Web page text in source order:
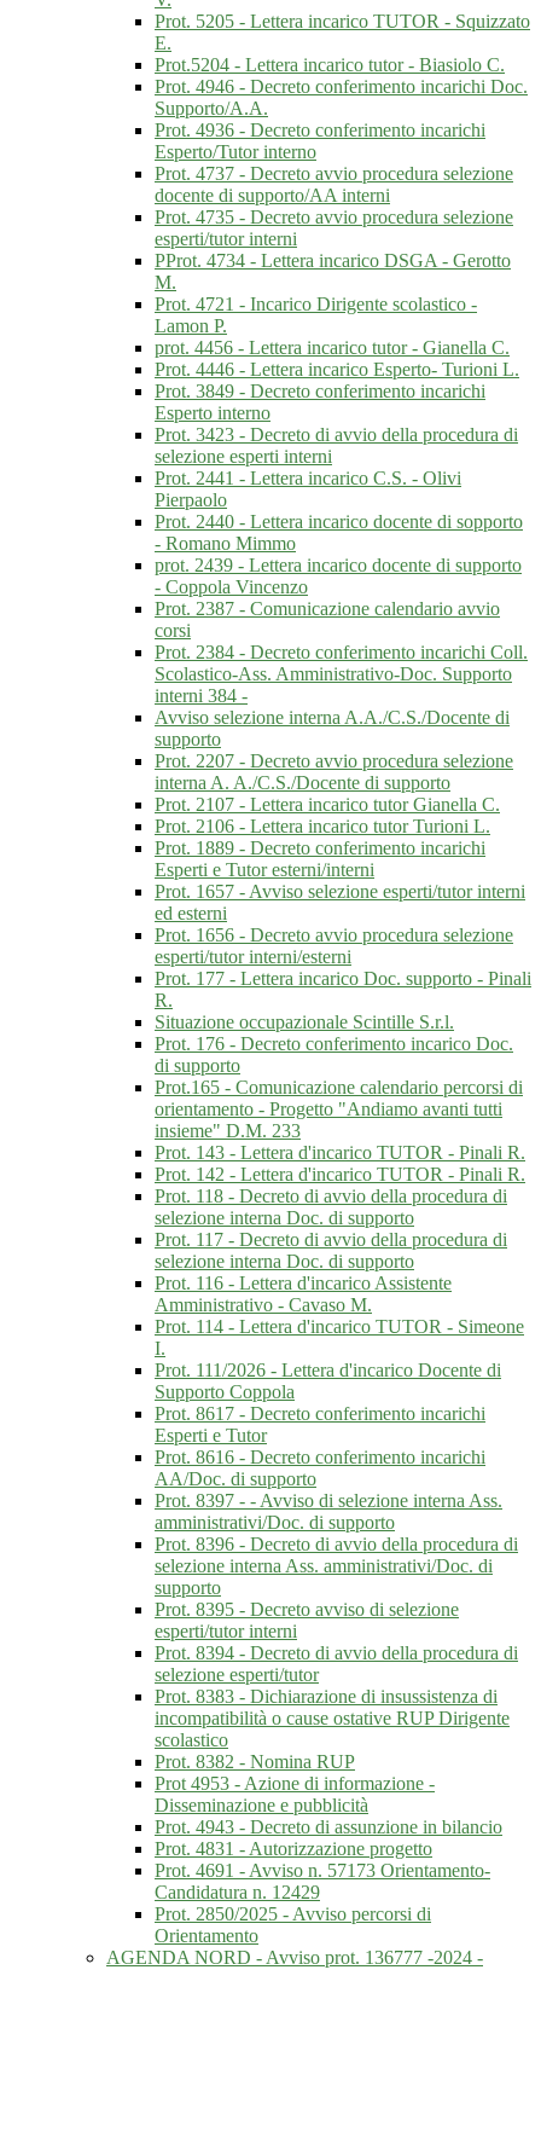
Prot. 5205 - Lettera incarico TUTOR - Squizzato
E.
Prot.5204 - Lettera incarico tutor - Biasiolo C.
Prot. 4946 - Decreto conferimento incarichi Doc.
Supporto/A.A.
Prot. 4936 - Decreto conferimento incarichi
Esperto/Tutor interno
Prot. 4737 - Decreto avvio procedura selezione
docente di supporto/AA interni
Prot. 4735 - Decreto avvio procedura selezione
esperti/tutor interni
PProt. 4734 - Lettera incarico DSGA - Gerotto
M.
Prot. 4721 - Incarico Dirigente scolastico -
Lamon P.
prot. 4456 - Lettera incarico tutor - Gianella C.
Prot. 4446 - Lettera incarico Esperto- Turioni L.
Prot. 3849 - Decreto conferimento incarichi
Esperto interno
Prot. 3423 - Decreto di avvio della procedura di
selezione esperti interni
Prot. 2441 - Lettera incarico C.S. - Olivi
Pierpaolo
Prot. 2440 - Lettera incarico docente di sopporto
- Romano Mimmo
prot. 2439 - Lettera incarico docente di supporto
- Coppola Vincenzo
Prot. 2387 - Comunicazione calendario avvio
corsi
Prot. 2384 - Decreto conferimento incarichi Coll.
Scolastico-Ass. Amministrativo-Doc. Supporto
interni 384 -
Avviso selezione interna A.A./C.S./Docente di
supporto
Prot. 2207 - Decreto avvio procedura selezione
interna A. A./C.S./Docente di supporto
Prot. 2107 - Lettera incarico tutor Gianella C.
Prot. 2106 - Lettera incarico tutor Turioni L.
Prot. 1889 - Decreto conferimento incarichi
Esperti e Tutor esterni/interni
Prot. 1657 - Avviso selezione esperti/tutor interni
ed esterni
Prot. 1656 - Decreto avvio procedura selezione
esperti/tutor interni/esterni
Prot. 177 - Lettera incarico Doc. supporto - Pinali
R.
Situazione occupazionale Scintille S.r.l.
Prot. 176 - Decreto conferimento incarico Doc.
di supporto
Prot.165 - Comunicazione calendario percorsi di
orientamento - Progetto "Andiamo avanti tutti
insieme" D.M. 233
Prot. 143 - Lettera d'incarico TUTOR - Pinali R.
Prot. 142 - Lettera d'incarico TUTOR - Pinali R.
Prot. 118 - Decreto di avvio della procedura di
selezione interna Doc. di supporto
Prot. 117 - Decreto di avvio della procedura di
selezione interna Doc. di supporto
Prot. 116 - Lettera d'incarico Assistente
Amministrativo - Cavaso M.
Prot. 114 - Lettera d'incarico TUTOR - Simeone
I.
Prot. 111/2026 - Lettera d'incarico Docente di
Supporto Coppola
Prot. 8617 - Decreto conferimento incarichi
Esperti e Tutor
Prot. 8616 - Decreto conferimento incarichi
AA/Doc. di supporto
Prot. 8397 - - Avviso di selezione interna Ass.
amministrativi/Doc. di supporto
Prot. 8396 - Decreto di avvio della procedura di
selezione interna Ass. amministrativi/Doc. di
supporto
Prot. 8395 - Decreto avviso di selezione
esperti/tutor interni
Prot. 8394 - Decreto di avvio della procedura di
selezione esperti/tutor
Prot. 8383 - Dichiarazione di insussistenza di
incompatibilità o cause ostative RUP Dirigente
scolastico
Prot. 8382 - Nomina RUP
Prot 4953 - Azione di informazione -
Disseminazione e pubblicità
Prot. 4943 - Decreto di assunzione in bilancio
Prot. 4831 - Autorizzazione progetto
Prot. 4691 - Avviso n. 57173 Orientamento-
Candidatura n. 12429
Prot. 2850/2025 - Avviso percorsi di
Orientamento
AGENDA NORD - Avviso prot. 136777 -2024 -